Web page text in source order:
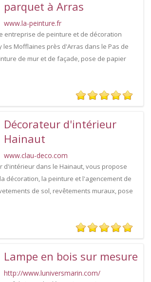
parquet à Arras
www.la-peinture.fr
entreprise de peinture et de décoration
les Mofflaines près d'Arras dans le Pas de
de mur et de façade, pose de papier
Décorateur d'intérieur
Hainaut
www.clau-deco.com
d'intérieur dans le Hainaut, vous propose
décoration, la peinture et l'agencement de
de sol, revêtements muraux, pose
Lampe en bois sur mesure
http://www.luniversmarin.com/